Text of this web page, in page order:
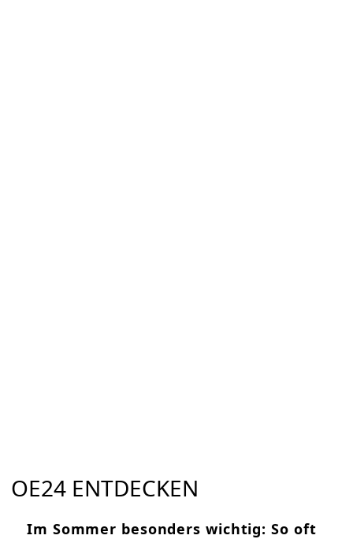
OE24 ENTDECKEN
Im Sommer besonders wichtig: So oft